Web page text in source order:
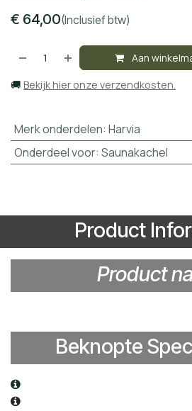
€ 64,00(Inclusief btw)
Aan
🚚 Bekijk hier onze verzendkosten.
Merk onderdelen: Harvia
Onderdeel voor: Saunakachel
Product
Product
Beknopte